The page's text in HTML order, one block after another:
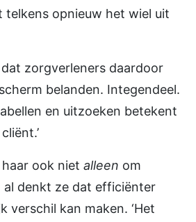
telkens opnieuw het wiel uit
zorgverleners daardoor
belanden. Integendeel.
en uitzoeken betekent
ook niet alleen om
al denkt ze dat efficiënter
verschil kan maken. ‘Het